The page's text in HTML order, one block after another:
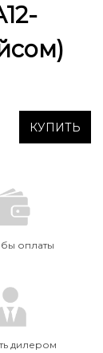
КУПИТЬ
оплаты
дилером